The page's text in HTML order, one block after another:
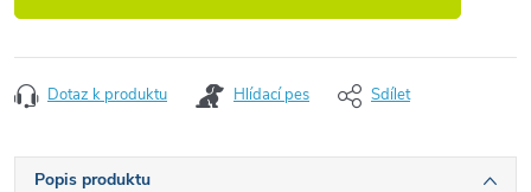
Dotaz k produktu Hlídací pes Sdílet
Popis produktu